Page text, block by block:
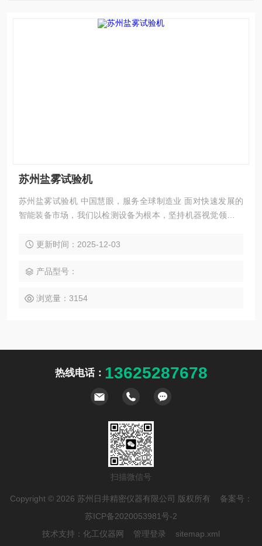
苏州盐雾试验机
苏州盐雾试验机 中国慧眼，服务全球制造业 面对快速发展的
智能装备市场，我们以检测设备为根本，坚持机器视觉领域，
更新时间：2025-12-03
产品型号：
浏览量：3154
热线电话： 13625287678
扫描微信号
Copyright © 2026 苏州日井精密仪器有限公司 版权所有 备案号：
苏ICP备2020053981号-2
技术支持： 化工仪器网 管理登录 sitemap.xml